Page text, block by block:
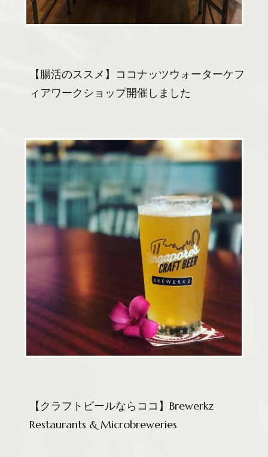
【腸活のススメ】ココナッツウォーターケフ
ィアワークショップ開催しました
【クラフトビールならココ】Brewerkz
Restaurants & Microbreweries